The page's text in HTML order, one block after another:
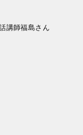
講師福島さん